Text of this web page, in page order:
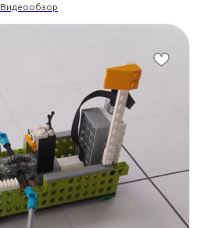
Видеообзор